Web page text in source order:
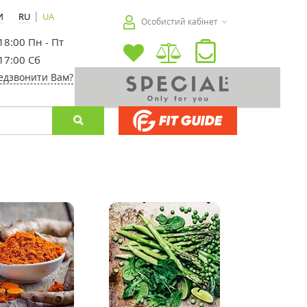
RU | UA
Пн - Пт
Сб
Вам?
Особистий кабінет
-25% -40%